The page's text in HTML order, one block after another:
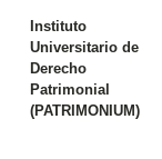
Instituto
Universitario de
Derecho
Patrimonial
(PATRIMONIUM)